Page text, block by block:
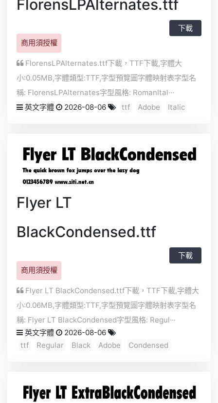
FlorensLPAlternates.ttf
下載
商用須授權
FlorensLPAlternates.ttf下載， TTF下載,字體大
小:0.05MB,字體類型:TTF,字型預覽圖字體映射表字型名
稱: FlorensLPAlternates字型風格: RomanItal···
英文字體
2026-08-06 ttf Adobe Italic
Flyer LT
BlackCondensed.ttf
下載
商用須授權
Flyer LT BlackCondensed.ttf下載， TTF下載,字體大
小:0.06MB,字體類型:TTF,字型預覽圖字體映射表字型名
稱: Flyer LT BlackCondensed字型風格: Regul···
英文字體
2026-08-06
ttf
Regular Black Adobe Condensed